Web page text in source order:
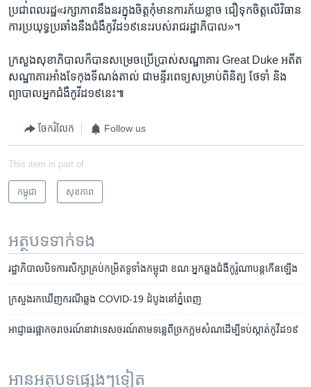
ប្រជាពលរដ្ឋ​«រក្សា​ភាព​នឹងនរក្នុង​ចិត្ត​កុំ​មាន​ការ​ភ័យ​ខ្លាច ជឿ​ទុក​ចិត្ត​លើ​វិធាន​
ការ​ប្រយុទ្ធប្រឆាំងនឹង​ជំងឺ​កូវីដ១៩​នេះ​របស់​រាជរដ្ឋាភិបាល»។
ក្រសួងសុខាភិបាល​ក៏​បាន​សម្រេច​ប្រើប្រាស់​សណ្ឋាគារ​ Great Duke អតីត​
សណ្ឋាគារ​អាំងទែ​កុងទីណង់តាល់ ជា​មន្ទីរពេទ្យ​សម្រាប់​ពិនិត្យ ថែទាំ និង​
ព្យាបាល​អ្នកជំងឺ​កូវីដ​១៩​នេះ៕​
ចែករំលែក Follow us
This item is part of
កម្ពុជា សុខភាព
អត្ថបទ​ទាក់ទង
រដ្ឋាភិបាលបិទការសិក្សាគ្រប់កម្រិតទូទាំងកម្ពុជា ខណៈអ្នកឆ្លងជំងឺកូរ៉ូណាបន្តកើនឡើង
ក្រសួង​រក​ឃើញ​ករណី​ឆ្លង COVID-19 ដំបូង​នៅ​ភ្នំពេញ
អាជ្ញាធរ​​ផ្អាក​ចរាចរណ៍​នាវា​​ទេសចរណ៍​​តាម​ទន្លេ​ពី​​ច្រក​ក្អម​សំណ​ដើម្បី​ទប់ស្កាត់​កូវីដ​១៩ ​​
អានអត្ថបទផ្សេងៗទៀត